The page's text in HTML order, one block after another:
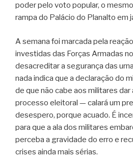
poder pelo voto popular, o
rampa do Palácio do Planalto em
A semana foi marcada pela
investidas das Forças Armadas
desacreditar a segurança das
nada indica que a declaração do
de que não cabe aos militares dar
processo eleitoral — calará um
desespero, porque acuado. É
para que a ala dos militares
perceba a gravidade do erro e
crises ainda mais sérias.